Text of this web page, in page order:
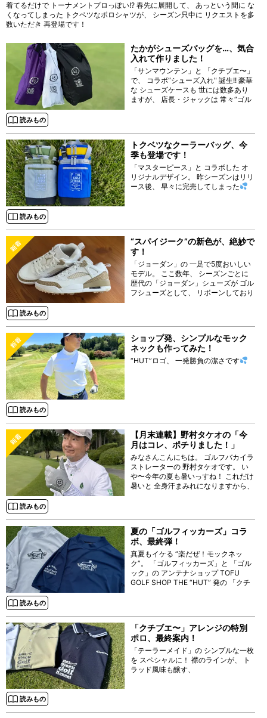
着てるだけで トーナメントプロっぽい!? 春先に展開して、 あっという間に な
くなってしまった トクベツなポロシャツが、 シーズン只中に リクエストを多
数いただき 再登場です！
読みもの
たかがシューズバッグを…、気合
入れて作りました！
「サンマウンテン」と 「クチブエ〜」
で、 コラボ“シューズ入れ" 誕生!! 豪華
な シューズケースも 世には数多あり
ますが、 店長・ジャックは 常々“ゴル
読みもの
トクベツなクーラーバッグ、今
季も登場です！
「マスターピース」と コラボした オ
リジナルデザイン。 昨シーズンはリリ
ース後、 早々に完売してしまった
読みもの
“スパイジーク”の新色が、絶妙で
す！
「ジョーダン」の 一足で5度おいしい
モデル。 ここ数年、 シーズンごとに
歴代の「ジョーダン」シューズが ゴル
フシューズとして、 リボーンしており
読みもの
ショップ発、シンプルなモック
ネックも作ってみた！
“HUT”ロゴ、 一発勝負の潔さです
読みもの
【月末連載】野村タケオの「今
月はコレ、ポチりました！」
みなさんこんにちは。 ゴルフバカイラ
ストレーターの 野村タケオです。 い
や〜今年の夏も暑いっすね！ これだけ
暑いと 全身汗まみれになりますから、
読みもの
夏の「ゴルフィッカーズ」コラ
ボ、最終弾！
真夏もイケる “楽だぜ！モックネッ
ク”。 「ゴルフィッカーズ」と 「ゴル
ック」の アンテナショップ TOFU
GOLF SHOP THE “HUT” 発の 「クチ
読みもの
「クチブエ〜」アレンジの特別
ポロ、最終案内！
「テーラーメイド」の シンプルな一枚
を スペシャルに！ 襟のラインが、 ト
ラッド風味も醸す、